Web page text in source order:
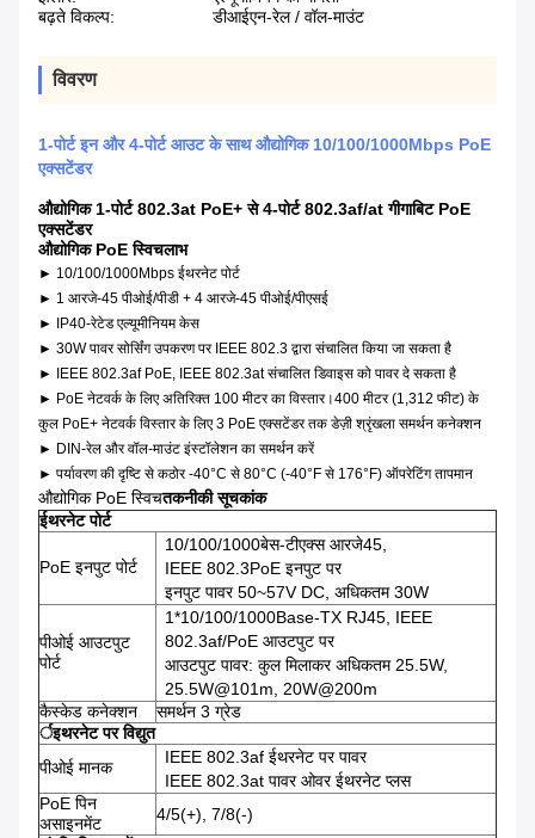
बढ़ते विकल्प:
डीआईएन-रेल / वॉल-माउंट
विवरण
1-पोर्ट इन और 4-पोर्ट आउट के साथ औद्योगिक 10/100/1000Mbps PoE
एक्सटेंडर
औद्योगिक 1-पोर्ट 802.3at PoE+ से 4-पोर्ट 802.3af/at गीगाबिट PoE
एक्सटेंडर
औद्योगिक PoE स्विचलाभ
► 10/100/1000Mbps ईथरनेट पोर्ट
► 1 आरजे-45 पीओई/पीडी + 4 आरजे-45 पीओई/पीएसई
► IP40-रेटेड एल्यूमीनियम केस
► 30W पावर सोर्सिंग उपकरण पर IEEE 802.3 द्वारा संचालित किया जा सकता है
► IEEE 802.3af PoE, IEEE 802.3at संचालित डिवाइस को पावर दे सकता है
► PoE नेटवर्क के लिए अतिरिक्त 100 मीटर का विस्तार।400 मीटर (1,312 फीट) के
कुल PoE+ नेटवर्क विस्तार के लिए 3 PoE एक्सटेंडर तक डेज़ी श्रृंखला समर्थन कनेक्शन
► DIN-रेल और वॉल-माउंट इंस्टॉलेशन का समर्थन करें
► पर्यावरण की दृष्टि से कठोर -40°C से 80°C (-40°F से 176°F) ऑपरेटिंग तापमान
औद्योगिक PoE स्विचतकनीकी सूचकांक
ईथरनेट पोर्ट
PoE इनपुट पोर्ट
10/100/1000बेस-टीएक्स आरजे45,
IEEE 802.3PoE इनपुट पर
इनपुट पावर 50~57V DC, अधिकतम 30W
पीओई आउटपुट
पोर्ट
1*10/100/1000Base-TX RJ45, IEEE
802.3af/PoE आउटपुट पर
आउटपुट पावर: कुल मिलाकर अधिकतम 25.5W,
25.5W@101m, 20W@200m
कैस्केड कनेक्शन
समर्थन 3 ग्रेड
र्इथरनेट पर विद्युत
पीओई मानक
IEEE 802.3af ईथरनेट पर पावर
IEEE 802.3at पावर ओवर ईथरनेट प्लस
PoE पिन
असाइनमेंट
4/5(+), 7/8(-)